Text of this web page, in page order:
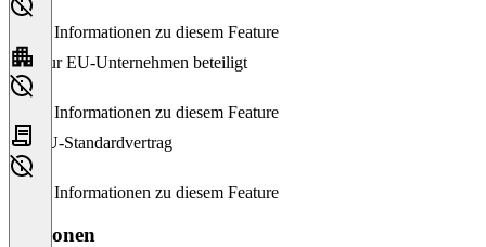
Keine Informationen zu diesem Feature
Nur EU-Unternehmen beteiligt
Keine Informationen zu diesem Feature
EU-Standardvertrag
Keine Informationen zu diesem Feature
Versionen